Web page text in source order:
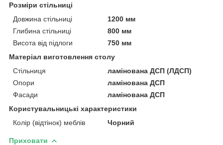
Розміри стільниці
Довжина стільниці
1200 мм
Глибина стільниці
800 мм
Висота від підлоги
750 мм
Матеріал виготовлення столу
Стільниця
ламінована ДСП (ЛДСП)
Опори
ламінована ДСП
Фасади
ламінована ДСП
Користувальницькі характеристики
Колір (відтінок) меблів
Чорний
Приховати